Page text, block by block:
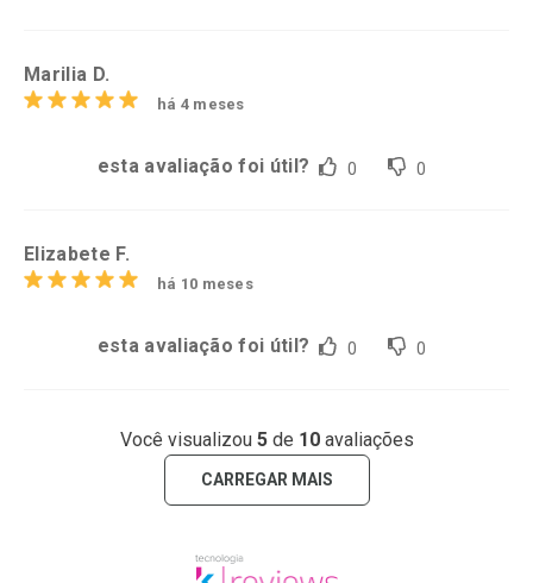
Marilia D.
há 4 meses
esta avaliação foi útil? 0 0
Elizabete F.
há 10 meses
esta avaliação foi útil? 0 0
Você visualizou 5de 10avaliações
CARREGAR MAIS